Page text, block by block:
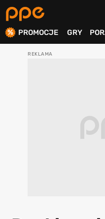
PROMOCJE GRY